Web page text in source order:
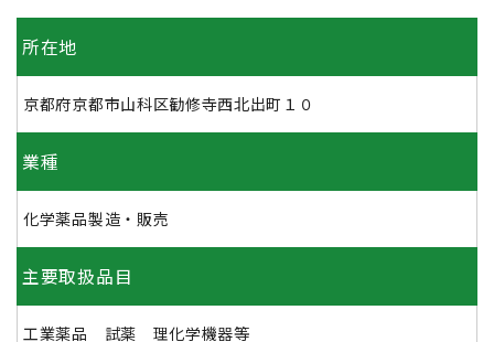
所在地
京都府京都市山科区勧修寺西北出町１０
業種
化学薬品製造・販売
主要取扱品目
工業薬品 試薬 理化学機器等